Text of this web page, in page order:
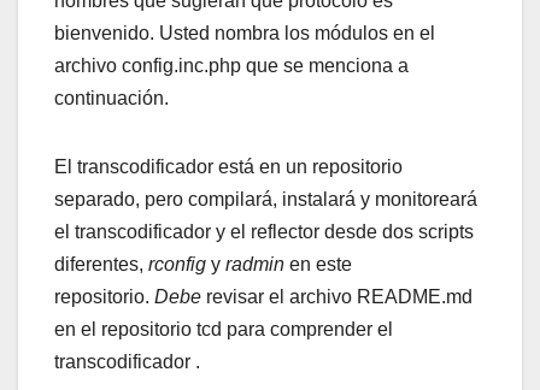
bienvenido. Usted nombra los módulos en el
archivo config.inc.php que se menciona a
continuación.
El transcodificador está en un repositorio
separado, pero compilará, instalará y monitoreará
el transcodificador y el reflector desde dos scripts
diferentes, rconfig y radmin en este
repositorio. Debe revisar el archivo README.md
en el repositorio tcd para comprender el
transcodificador .